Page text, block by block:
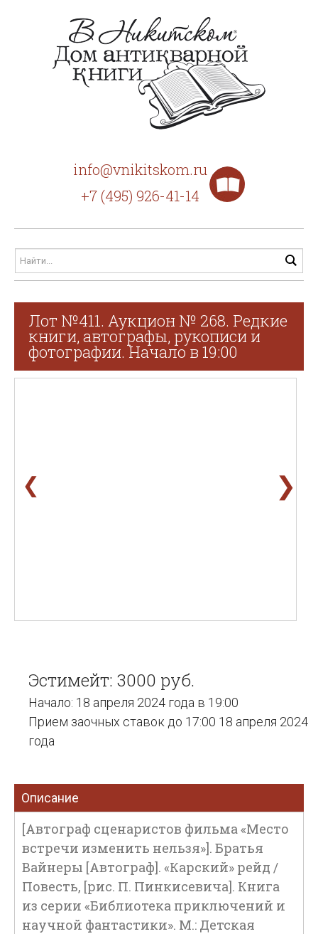
info@vnikitskom.ru
+7 (495) 926-41-14
Лот №411. Аукцион № 268. Редкие
книги, автографы, рукописи и
фотографии. Начало в 19:00
❮ ❯
Эстимейт: 3000 руб.
Начало: 18 апреля 2024 года в 19:00
Прием заочных ставок до 17:00 18 апреля 2024
года
Описание
[Автограф сценаристов фильма «Место
встречи изменить нельзя»]. Братья
Вайнеры [Автограф]. «Карский» рейд /
Повесть, [рис. П. Пинкисевича]. Книга
из серии «Библиотека приключений и
научной фантастики». М.: Детская